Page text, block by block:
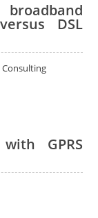
DSL
Consulting
GPRS